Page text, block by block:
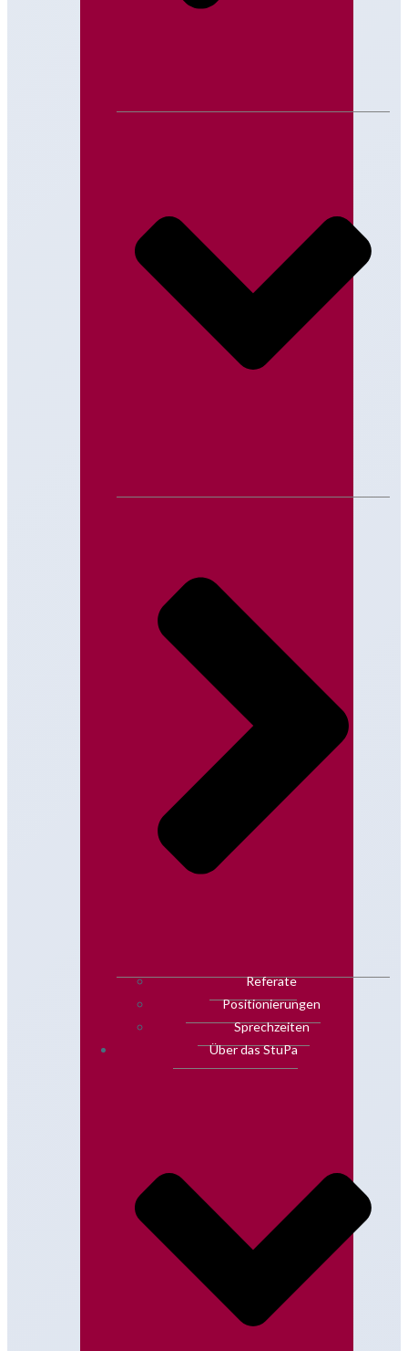
Referate
Positionierungen
Sprechzeiten
Über das StuPa